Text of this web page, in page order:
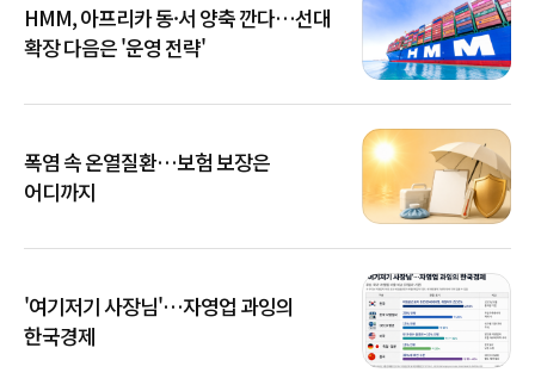
HMM, 아프리카 동·서 양축 깐다…선대
확장 다음은 '운영 전략'
폭염 속 온열질환…보험 보장은
어디까지
'여기저기 사장님'…자영업 과잉의
한국경제